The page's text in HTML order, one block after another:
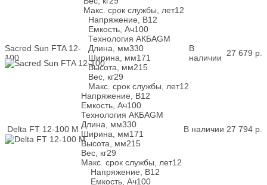
Макс. срок службы, лет12
Sacred Sun FTA 12-
100
Напряжение, В12
Емкость, Ач100
Технология АКБAGM
Длина, мм330
Ширина, мм171
Высота, мм215
Вес, кг29
Макс. срок службы, лет12
В
наличии
27 679 р.
Delta FT 12-100 M
Напряжение, В12
Емкость, Ач100
Технология АКБAGM
Длина, мм330
Ширина, мм171
Высота, мм215
Вес, кг29
Макс. срок службы, лет12
В наличии 27 794 р.
Напряжение, В12
Емкость, Ач100